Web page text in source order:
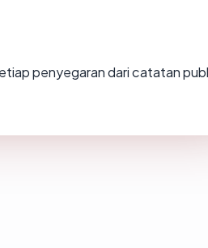
penyegaran dari catatan